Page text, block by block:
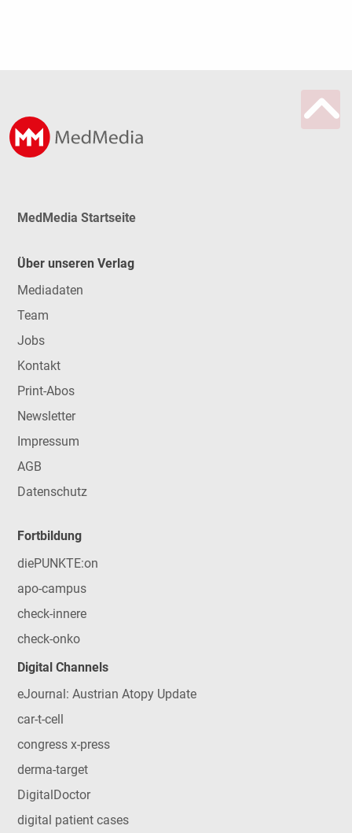
MedMedia Startseite
Über unseren Verlag
Mediadaten
Team
Jobs
Kontakt
Print-Abos
Newsletter
Impressum
AGB
Datenschutz
Fortbildung
diePUNKTE:on
apo-campus
check-innere
check-onko
Digital Channels
eJournal: Austrian Atopy Update
car-t-cell
congress x-press
derma-target
DigitalDoctor
digital patient cases